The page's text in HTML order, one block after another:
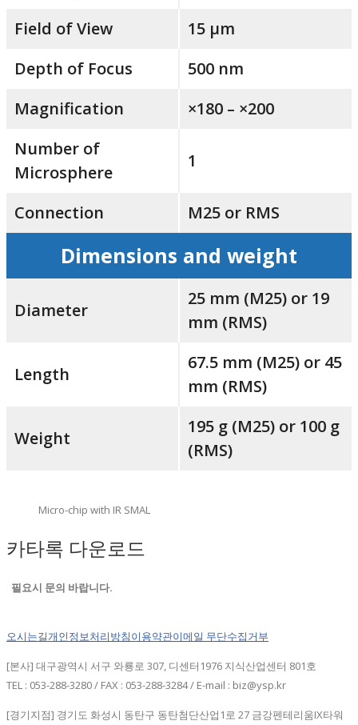
Field of View
15 μm
Depth of Focus
500 nm
Magnification
×180 – ×200
Number of
Microsphere
1
Connection M25 or RMS
Dimensions and weight
Diameter
25 mm (M25) or 19
mm (RMS)
Length
67.5 mm (M25) or 45
mm (RMS)
Weight
195 g (M25) or 100 g
(RMS)
Micro-chip with IR SMAL
카타록 다운로드
필요시 문의 바랍니다.
오시는길개인정보처리방침이용약관이메일 무단수집거부
[본사] 대구광역시 서구 와룡로 307, 디센터1976 지식산업센터 801호
TEL : 053-288-3280 / FAX : 053-288-3284 / E-mail : biz@ysp.kr
[경기지점] 경기도 화성시 동탄구 동탄첨단산업1로 27 금강펜테리움IX타워